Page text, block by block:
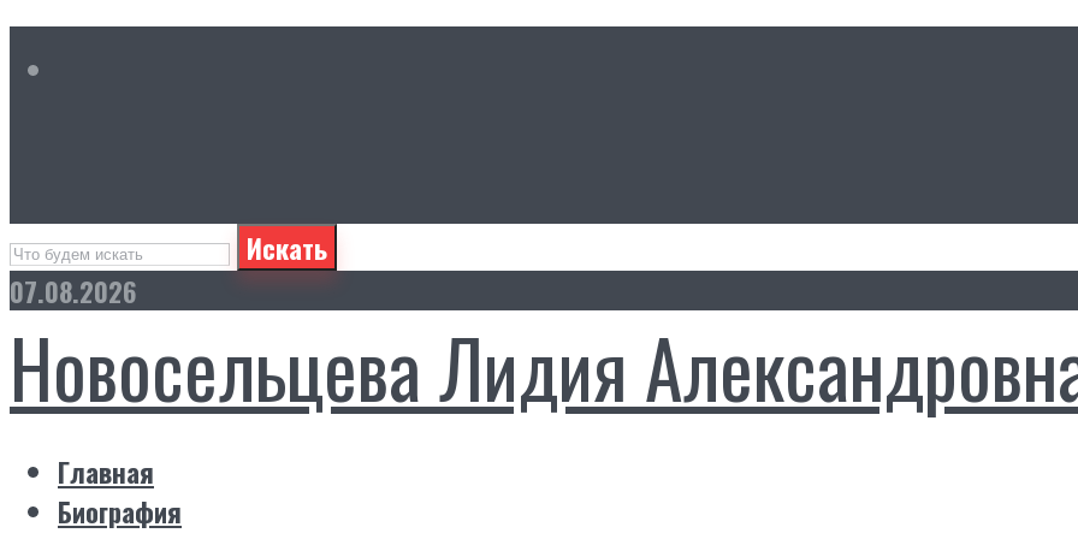
Искать
07.08.2026
Новосельцева Лидия
Главная
Биография